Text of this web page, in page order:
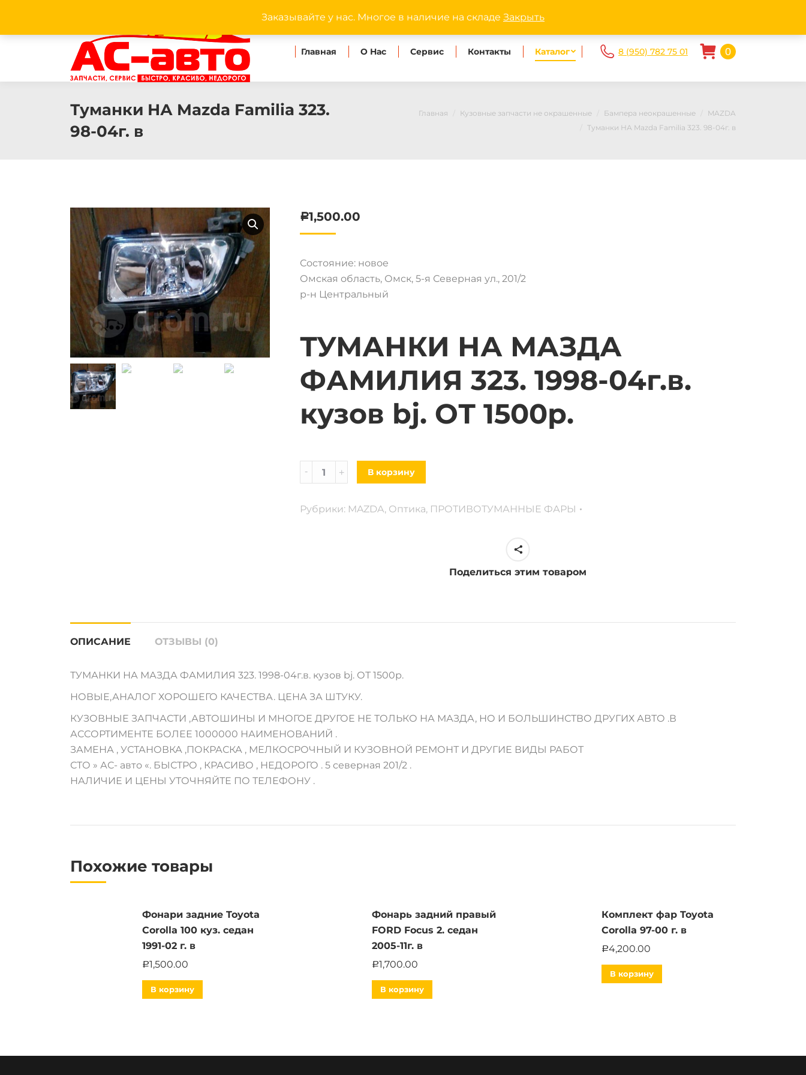
Главная О Нас Сервис Контакты Каталог 8 (950) 782 75 01 0
Туманки НА Mazda Familia 323.
98-04г. в
Главная Кузовные запчасти не окрашенные Бампера неокрашенные
MAZDA
Туманки НА Mazda Familia 323. 98-04г. в
Р1,500.00
Состояние: новое
Омская область, Омск, 5-я Северная ул., 201/2
р-н Центральный
ТУМАНКИ НА МАЗДА
ФАМИЛИЯ 323. 1998-04г.в.
кузов bj. ОТ 1500р.
Туманки
НА
Familia
В корзину
Рубрики: MAZDA, Оптика, ПРОТИВОТУМАННЫЕ ФАРЫ
Поделиться этим товаром
ОПИСАНИЕ ОТЗЫВЫ (0)
ТУМАНКИ НА МАЗДА ФАМИЛИЯ 323. 1998-04г.в. кузов bj. ОТ 1500р.
НОВЫЕ,АНАЛОГ ХОРОШЕГО КАЧЕСТВА. ЦЕНА ЗА ШТУКУ.
КУЗОВНЫЕ ЗАПЧАСТИ ,АВТОШИНЫ И МНОГОЕ ДРУГОЕ НЕ ТОЛЬКО НА МАЗДА, НО И БОЛЬШИНСТВО ДРУГИХ АВТО .В
АССОРТИМЕНТЕ БОЛЕЕ 1000000 НАИМЕНОВАНИЙ .
ЗАМЕНА , УСТАНОВКА ,ПОКРАСКА , МЕЛКОСРОЧНЫЙ И КУЗОВНОЙ РЕМОНТ И ДРУГИЕ ВИДЫ РАБОТ
СТО » АС- авто «. БЫСТРО , КРАСИВО , НЕДОРОГО . 5 северная 201/2 .
НАЛИЧИЕ И ЦЕНЫ УТОЧНЯЙТЕ ПО ТЕЛЕФОНУ .
Похожие товары
Фонари задние Toyota
Corolla 100 куз. седан
1991-02 г. в
Р1,500.00
В корзину
Фонарь задний правый
FORD Focus 2. седан
2005-11г. в
Р1,700.00
В корзину
Комплект фар Toyota
Corolla 97-00 г. в
Р4,200.00
В корзину
Заказывайте у нас. Многое в наличие на складе Закрыть